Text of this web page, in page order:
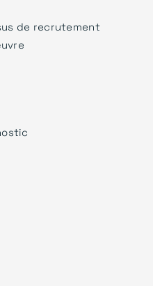
de recrutement